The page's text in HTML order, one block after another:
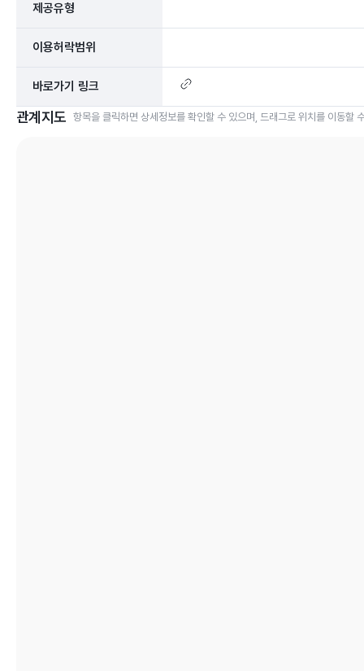
제공유형
이용허락범위
바로가기 링크
관계지도 항목을 클릭하면 상세정보를 확인할 수 있으며, 드래그로 위치를 이동할